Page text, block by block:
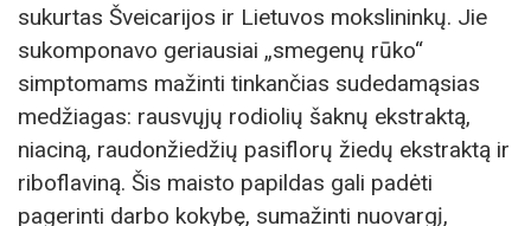
sukurtas Šveicarijos ir Lietuvos mokslininkų. Jie
sukomponavo geriausiai „smegenų rūko“
simptomams mažinti tinkančias sudedamąsias
medžiagas: rausvųjų rodiolių šaknų ekstraktą,
niaciną, raudonžiedžių pasiflorų žiedų ekstraktą ir
riboflaviną. Šis maisto papildas gali padėti
pagerinti darbo kokybę, sumažinti nuovargį,